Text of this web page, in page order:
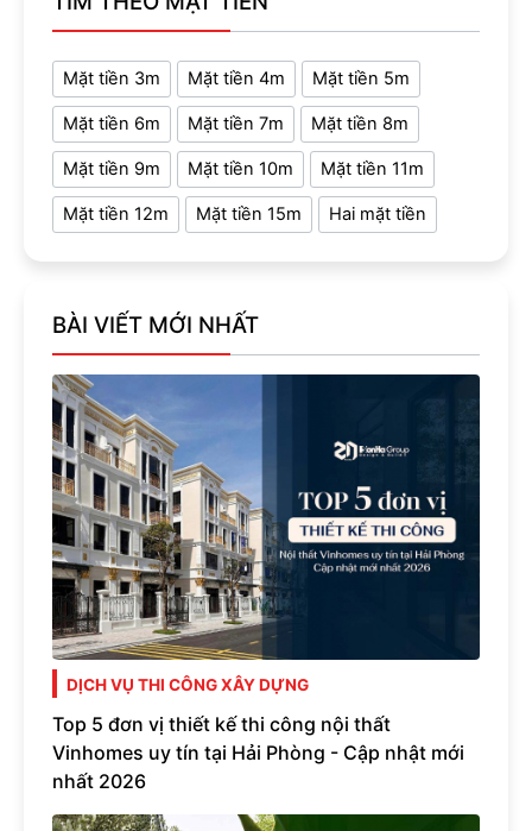
Mặt tiền 3m Mặt tiền 4m Mặt tiền 5m
Mặt tiền 6m Mặt tiền 7m Mặt tiền 8m
Mặt tiền 9m Mặt tiền 10m Mặt tiền 11m
Mặt tiền 12m Mặt tiền 15m Hai mặt tiền
BÀI VIẾT MỚI NHẤT
DỊCH VỤ THI CÔNG XÂY DỰNG
Top 5 đơn vị thiết kế thi công nội thất
Vinhomes uy tín tại Hải Phòng - Cập nhật mới
nhất 2026